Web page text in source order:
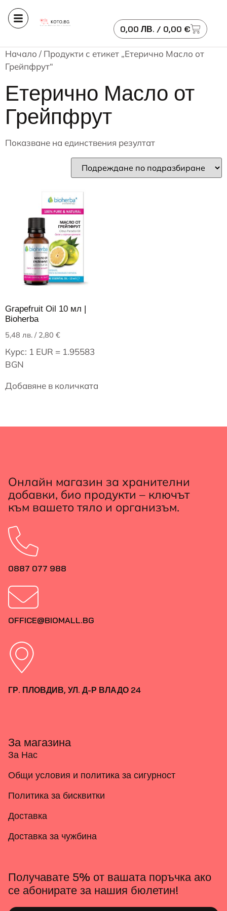
0,00 ЛВ. / 0,00 €
Начало / Продукти с етикет „Етерично Масло от
Грейпфрут“
Етерично Масло от
Грейпфрут
Показване на единствения резултат
Grapefruit Oil 10 мл |
Bioherba
5,48 лв. / 2,80 €
Курс: 1 EUR = 1.95583
BGN
Добавяне в количката
Онлайн магазин за хранителни
добавки, био продукти – ключът
към вашето тяло и организъм.
0887 077 988
OFFICE@BIOMALL.BG
ГР. ПЛОВДИВ, УЛ. Д-Р ВЛАДО 24
За магазина
За Нас
Общи условия и политика за сигурност
Политика за бисквитки
Доставка
Доставка за чужбина
Получавате 5% от вашата поръчка ако
се абонирате за нашия бюлетин!